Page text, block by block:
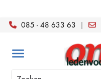
085 - 48 633 63
Zoeken